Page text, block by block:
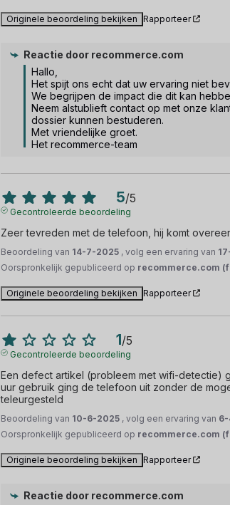
Originele beoordeling bekijken Rapporteer
Reactie door recommerce.com
Hallo,
Het spijt ons echt dat uw ervaring niet
We begrijpen de impact die dit kan
Neem alstublieft contact op met onze
dossier kunnen bestuderen.
Met vriendelijke groet.
Het recommerce-team
5/5
Gecontroleerde beoordeling
Zeer tevreden met de telefoon, hij komt
Beoordeling van 14-7-2025 , volg een ervaring van
Oorspronkelijk gepubliceerd op recommerce.com
Originele beoordeling bekijken Rapporteer
1/5
Gecontroleerde beoordeling
Een defect artikel (probleem met wifi-detectie)
uur gebruik ging de telefoon uit zonder de
teleurgesteld
Beoordeling van 10-6-2025 , volg een ervaring van
Oorspronkelijk gepubliceerd op recommerce.com
Originele beoordeling bekijken Rapporteer
Reactie door recommerce.com